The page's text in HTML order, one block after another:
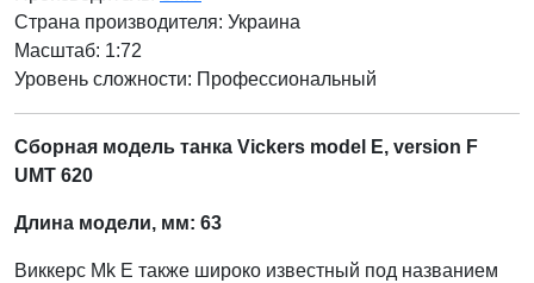
Страна производителя: Украина
Масштаб: 1:72
Уровень сложности: Профессиональный
Сборная модель танка Vickers model E, version F
UMT 620
Длина модели, мм: 63
Виккерс Mk E также широко известный под названием